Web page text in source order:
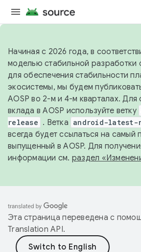
Начиная с 2026 года, в
моделью стабильной разработки
для обеспечения стабильности
экосистемы, мы будем
AOSP во 2-м и 4-м кварталах. Для
вклада в AOSP используйте ветку
release . Ветка android-latest-
всегда будет ссылаться на самый
выпущенный в AOSP. Для
информации см. раздел
Эта страница переведена с
Translation API.